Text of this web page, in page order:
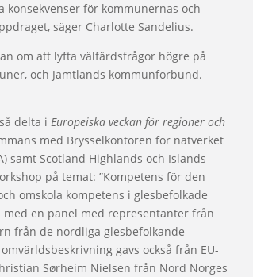
konsekvenser för kommunernas och
säger Charlotte Sandelius.
om att lyfta välfärdsfrågor högre på
och Jämtlands kommunförbund.
delta iEuropeiska veckan för regioner och
med Brysselkontoren för nätverket
samt Scotland Highlands och Islands
på temat: ”Kompetens för den
omskola kompetens i glesbefolkade
en panel med representanter från
från de nordliga glesbefolkande
gavs också från EU-
Sørheim Nielsen från Nord Norges